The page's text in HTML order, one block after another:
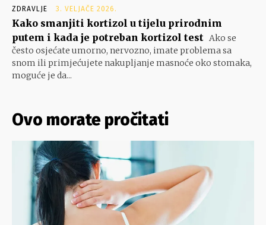
ZDRAVLJE 3. VELJAČE 2026.
Kako smanjiti kortizol u tijelu prirodnim
putem i kada je potreban kortizol test Ako se
često osjećate umorno, nervozno, imate problema sa
snom ili primjećujete nakupljanje masnoće oko stomaka,
moguće je da...
Ovo morate pročitati